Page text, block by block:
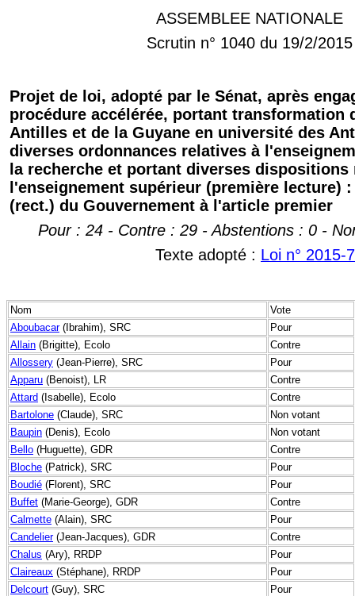
ASSEMBLEE NATIONALE
Scrutin n° 1040 du 19/2/2015
Projet de loi, adopté par le Sénat, après
procédure accélérée, portant transformation
Antilles et de la Guyane en université des
diverses ordonnances relatives à
la recherche et portant diverses dispositions
l'enseignement supérieur (première lecture) :
(rect.) du Gouvernement à l'article premier
Pour : 24 - Contre : 29 - Abstentions : 0 -
Texte adopté : Loi n° 2015-
Nom
Vote
Aboubacar(Ibrahim), SRC
Pour
Allain (Brigitte), Ecolo
Contre
Allossery (Jean-Pierre), SRC
Pour
Apparu (Benoist), LR
Contre
Attard (Isabelle), Ecolo
Contre
Bartolone (Claude), SRC
Non votant
Baupin (Denis), Ecolo
Non votant
Bello (Huguette), GDR
Contre
Bloche (Patrick), SRC
Pour
Boudié (Florent), SRC
Pour
Buffet (Marie-George), GDR
Contre
Calmette (Alain), SRC
Pour
Candelier(Jean-Jacques), GDR
Contre
Chalus (Ary), RRDP
Pour
Claireaux (Stéphane), RRDP
Pour
Delcourt (Guy), SRC
Pour